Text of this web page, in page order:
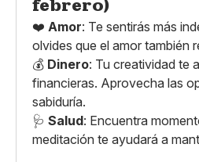
febrero)
❤️ Amor: Te sentirás más
olvides que el amor también
💰 Dinero: Tu creatividad te
financieras. Aprovecha las
sabiduría.
🩺 Salud: Encuentra
meditación te ayudará a